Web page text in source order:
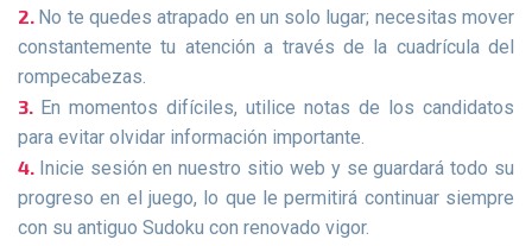
No te quedes atrapado en un solo lugar; necesitas mover
constantemente tu atención a través de la cuadrícula del
rompecabezas.
En momentos difíciles, utilice notas de los candidatos
para evitar olvidar información importante.
Inicie sesión en nuestro sitio web y se guardará todo su
progreso en el juego, lo que le permitirá continuar siempre
con su antiguo Sudoku con renovado vigor.